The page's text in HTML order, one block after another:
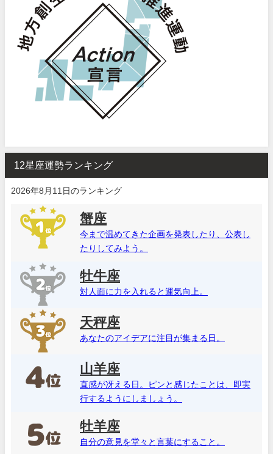
12星座運勢ランキング
2026年8月11日のランキング
蟹座
今まで温めてきた企画を発表したり、公表し
たりしてみよう。
牡牛座
対人面に力を入れると運気向上。
天秤座
あなたのアイデアに注目が集まる日。
山羊座
直感が冴える日。ピンと感じたことは、即実
行するようにしましょう。
牡羊座
自分の意見を堂々と言葉にすること。